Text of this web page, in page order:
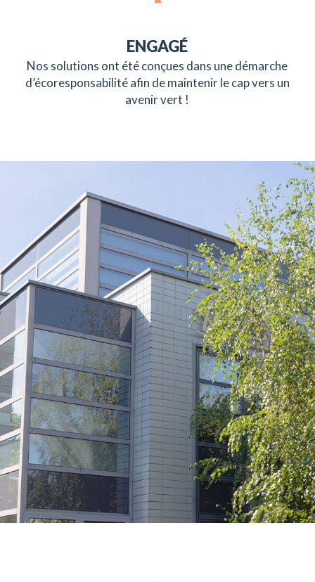
ENGAGÉ
Nos solutions ont été conçues dans une démarche
d’écoresponsabilité afin de maintenir le cap vers un
avenir vert !